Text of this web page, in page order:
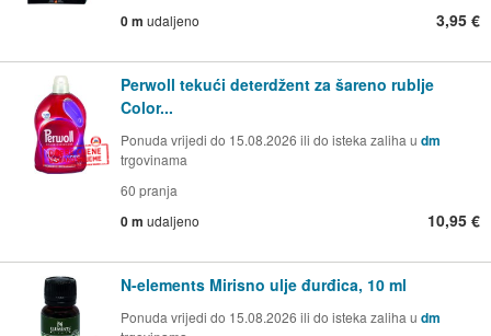
0 m udaljeno 3,95 €
Perwoll tekući deterdžent za šareno rublje
Color...
Ponuda vrijedi do 15.08.2026 ili do isteka zaliha u dm
trgovinama
60 pranja
0 m udaljeno 10,95 €
N-elements Mirisno ulje đurđica, 10 ml
Ponuda vrijedi do 15.08.2026 ili do isteka zaliha u dm